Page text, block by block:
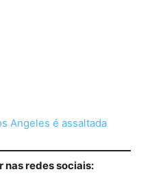
Angeles é assaltada
nas redes sociais: